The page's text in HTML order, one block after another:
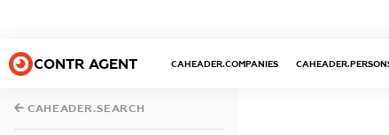
CONTR AGENT CAHEADER.COMPANIES
CAHEADER.SEARCH